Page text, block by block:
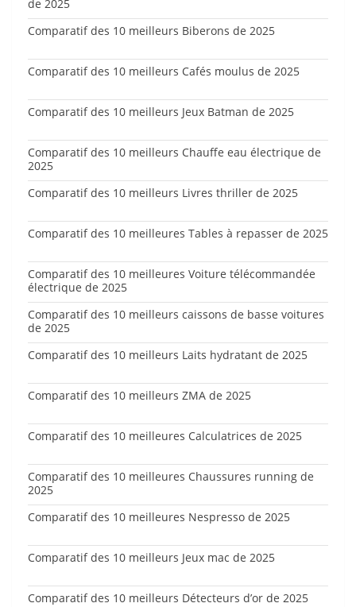
de 2025
Comparatif des 10 meilleurs Biberons de 2025
Comparatif des 10 meilleurs Cafés moulus de 2025
Comparatif des 10 meilleurs Jeux Batman de 2025
Comparatif des 10 meilleurs Chauffe eau électrique de
2025
Comparatif des 10 meilleurs Livres thriller de 2025
Comparatif des 10 meilleures Tables à repasser de 2025
Comparatif des 10 meilleures Voiture télécommandée
électrique de 2025
Comparatif des 10 meilleurs caissons de basse voitures
de 2025
Comparatif des 10 meilleurs Laits hydratant de 2025
Comparatif des 10 meilleurs ZMA de 2025
Comparatif des 10 meilleures Calculatrices de 2025
Comparatif des 10 meilleures Chaussures running de
2025
Comparatif des 10 meilleures Nespresso de 2025
Comparatif des 10 meilleurs Jeux mac de 2025
Comparatif des 10 meilleurs Détecteurs d’or de 2025